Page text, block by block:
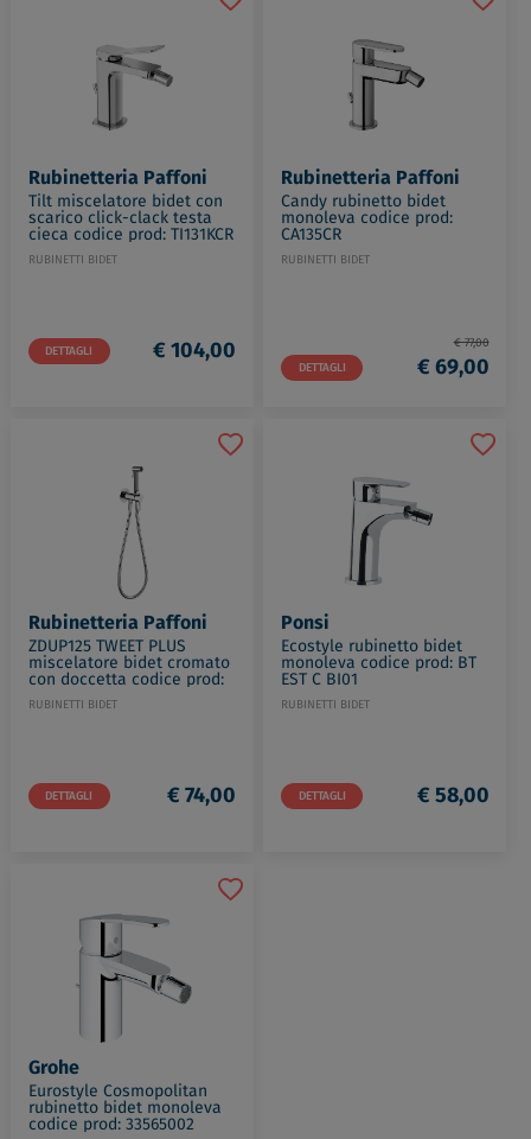
Rubinetteria Paffoni
Tilt miscelatore bidet con
scarico click-clack testa
cieca codice prod: TI131KCR
RUBINETTI BIDET
DETTAGLI € 104,00
Rubinetteria Paffoni
Candy rubinetto bidet
monoleva codice prod:
CA135CR
RUBINETTI BIDET
DETTAGLI
€ 77,00
€ 69,00
Rubinetteria Paffoni
ZDUP125 TWEET PLUS
miscelatore bidet cromato
con doccetta codice prod:
ZDUP125CR
RUBINETTI BIDET
DETTAGLI € 74,00
Ponsi
Ecostyle rubinetto bidet
monoleva codice prod: BT
EST C BI01
RUBINETTI BIDET
DETTAGLI € 58,00
Grohe
Eurostyle Cosmopolitan
rubinetto bidet monoleva
codice prod: 33565002